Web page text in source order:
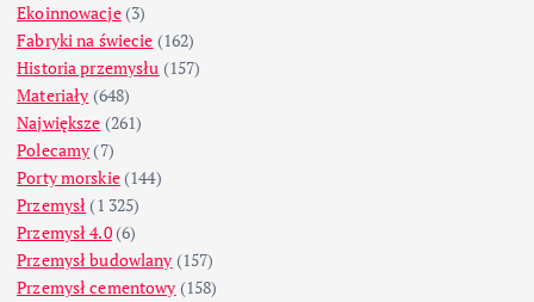
Ekoinnowacje(3)
Fabryki na świecie (162)
Historia przemysłu (157)
Materiały (648)
Największe (261)
Polecamy (7)
Porty morskie(144)
Przemysł (1 325)
Przemysł 4.0(6)
Przemysł budowlany (157)
Przemysł cementowy (158)